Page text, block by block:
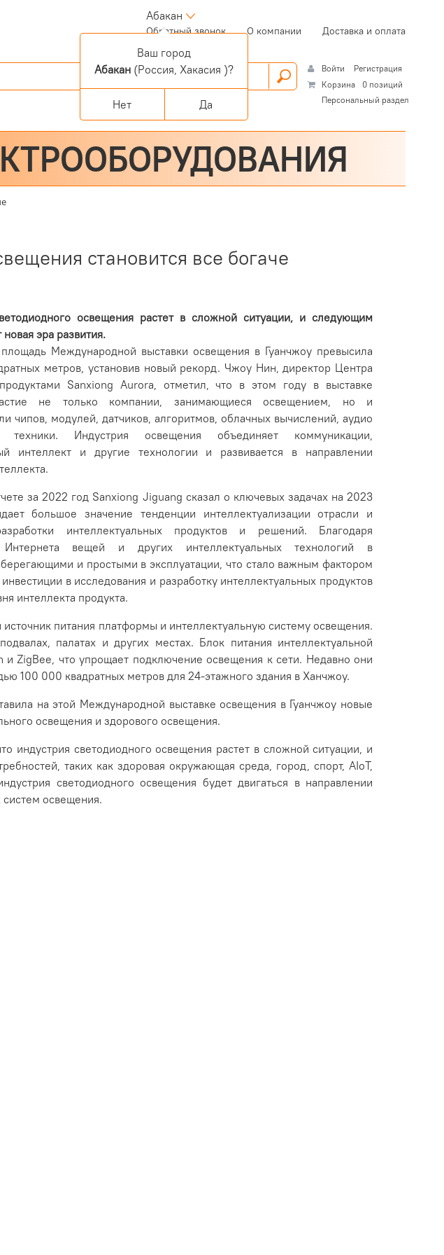
Абакан
Обратный звонок(current)О компании Доставка и оплата
Войти
Регистрация
Корзина
0 позиций
Персональный раздел
становится все богаче
освещения растет в сложной ситуации, и следующим
эра развития.
Международной выставки освещения в Гуанчжоу превысила
метров, установив новый рекорд. Чжоу Нин, директор Центра
Sanxiong Aurora, отметил, что в этом году в выставке
не только компании, занимающиеся освещением, но и
чипов, модулей, датчиков, алгоритмов, облачных вычислений, аудио
Индустрия освещения объединяет коммуникации,
интеллект и другие технологии и развивается в направлении
за 2022 год Sanxiong Jiguang сказал о ключевых задачах на 2023
большое значение тенденции интеллектуализации отрасли и
интеллектуальных продуктов и решений. Благодаря
Интернета вещей и других интеллектуальных технологий в
и простыми в эксплуатации, что стало важным фактором
в исследования и разработку интеллектуальных продуктов
интеллекта продукта.
питания платформы и интеллектуальную систему освещения.
палатах и ​​других местах. Блок питания интеллектуальной
ZigBee, что упрощает подключение освещения к сети. Недавно они
100 000 квадратных метров для 24-этажного здания в Ханчжоу.
на этой Международной выставке освещения в Гуанчжоу новые
освещения и здорового освещения.
индустрия светодиодного освещения растет в сложной ситуации, и
таких как здоровая окружающая среда, город, спорт, AIoT,
светодиодного освещения будет двигаться в направлении
систем освещения.
Ваш город
Абакан (Россия, Хакасия )?
Нет Да